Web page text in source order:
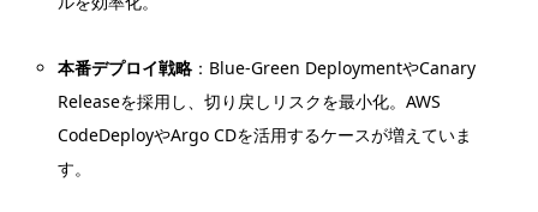
本番デプロイ戦略 ：Blue-Green DeploymentやCanary
Releaseを採用し、切り戻しリスクを最小化。AWS
CodeDeployやArgo CDを活用するケースが増えていま
す。